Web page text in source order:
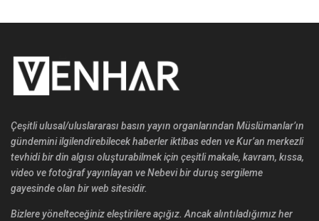
Çeşitli ulusal/uluslararası basın yayın organlarından Müslümanlar’ın
gündemini ilgilendirebilecek haberler iktibas eden ve Kur’an merkezli
tevhidi bir din algısı oluşturabilmek için çeşitli makale, kavram, kıssa,
video ve fotoğraf yayınlayan ve Nebevi bir duruş sergileme
gayesinde olan bir web sitesidir.
Bizlere yönelteceğiniz eleştirilere açığız. Ancak alıntıladığımız her